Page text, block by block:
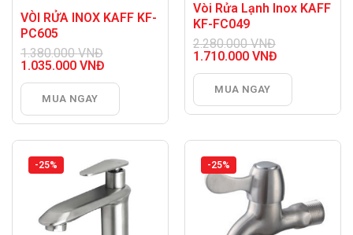
VÒI RỬA INOX KAFF KF-
PC605
1.380.000VNĐ
Giá
là:
1.380.000 VNĐ.
1.035.000 VNĐ
hiện
là:
1.035.000 VNĐ.
MUA NGAY
Vòi Rửa Lạnh Inox KAFF
KF-FC049
2.280.000VNĐ
Giá
là:
2.280.000 VNĐ.
1.710.000 VNĐ
hiện
là:
1.710.000 VNĐ.
MUA NGAY
-25% -25%